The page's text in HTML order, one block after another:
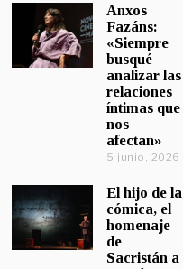
Anxos
Fazáns:
«Siempre
busqué
analizar las
relaciones
íntimas que
nos
afectan»
5 junio, 2026
El hijo de la
cómica, el
homenaje
de
Sacristán a